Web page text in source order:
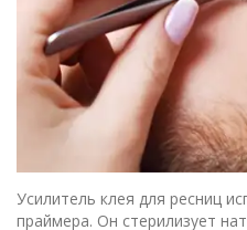
Усилитель клея для ресниц
праймера. Он стерилизует